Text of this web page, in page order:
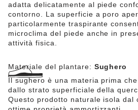
adatta delicatamente al piede
contorno. La superficie a poro
particolarmente traspirante
microclima del piede anche in
attività fisica.
Materiale del plantare: Sughero
Il sughero è una materia prima
dallo strato superficiale della
Questo prodotto naturale isola dal